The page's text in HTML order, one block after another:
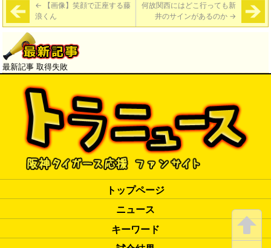
← 【画像】笑顔で正座する藤
浪くん
何故関西にはどこ行っても新
井のサインがあるのか →
最新記事 取得失敗
トップページ
ニュース
キーワード